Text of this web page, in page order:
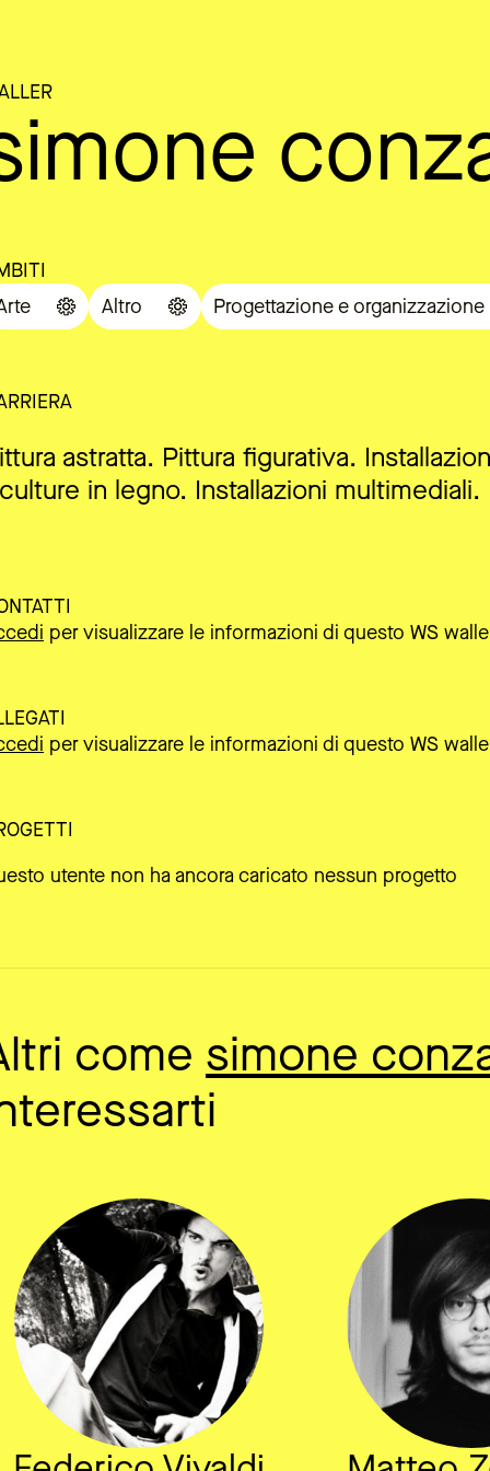
Altro Progettazione e organizzazione
astratta. Pittura figurativa.
in legno. Installazioni multimediali.
per visualizzare le informazioni di questo WS
per visualizzare le informazioni di questo WS
utente non ha ancora caricato nessun progetto
come simone